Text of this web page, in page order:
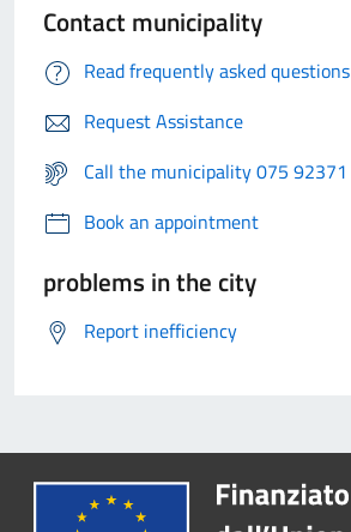
Contact municipality
Read frequently asked questions
Request Assistance
Call the municipality 075 92371
Book an appointment
problems in the city
Report inefficiency